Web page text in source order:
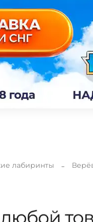
лабиринты